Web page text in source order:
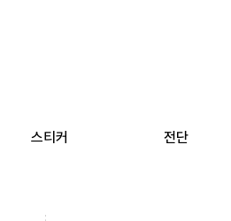
스티커 전단